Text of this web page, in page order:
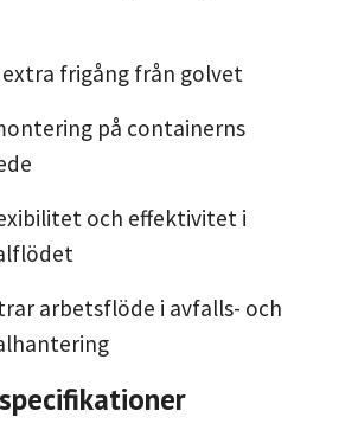
extra frigång från golvet
på containerns
och effektivitet i
arbetsflöde i avfalls- och